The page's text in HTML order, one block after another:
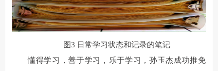
图3 日常学习状态和记录的笔记
懂得学习，善于学习，乐于学习，孙玉杰成功推免